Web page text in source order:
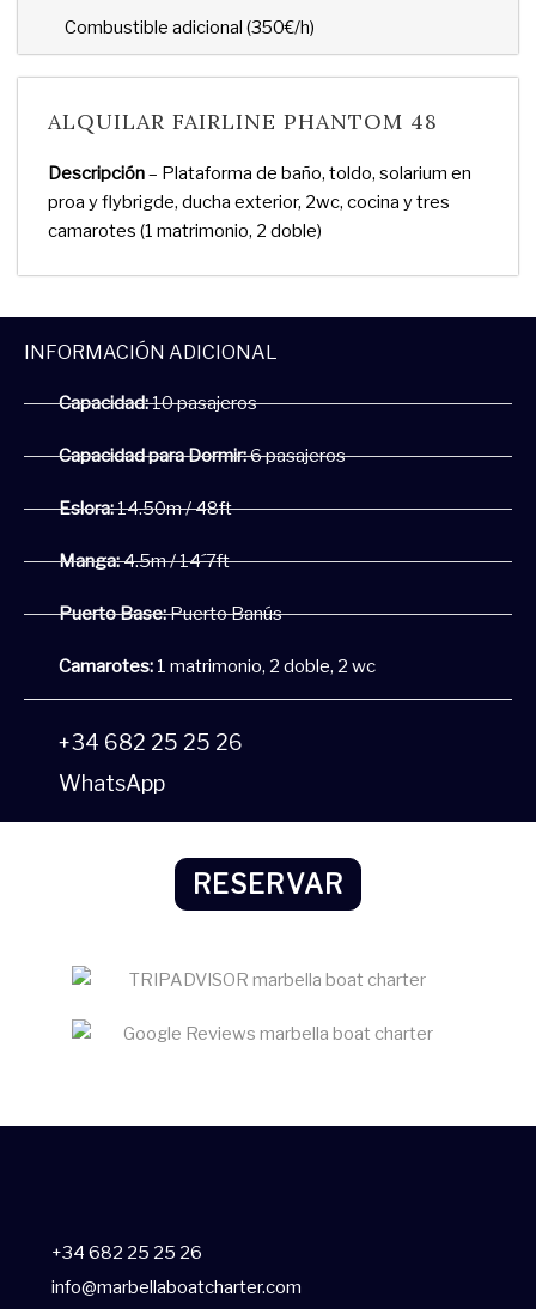
INFORMACIÓN ADICIONAL
Capacidad:10 pasajeros
Capacidad para Dormir:6 pasajeros
Eslora:14.50m / 48ft
Manga:4.5m / 14´7ft
Puerto Base:Puerto Banús
Camarotes: 1 matrimonio, 2 doble, 2 wc
+34 682 25 25 26
WhatsApp
Combustible adicional (350€/h)
ALQUILAR FAIRLINE PHANTOM 48
Descripción– Plataforma de baño, toldo, solarium en
proa y flybrigde, ducha exterior, 2wc, cocina y tres
camarotes (1 matrimonio, 2 doble)
RESERVAR
+34 682 25 25 26
info@marbellaboatcharter.com